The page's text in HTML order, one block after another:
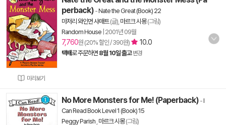
미리보기
perback) -Nate the Great (Book) 22
마저리 와인먼 샤매트(글), 마르크 시몽(그림)
Random House 2001년 09월
7,760원 (20% 할인 / 390원) 10.0
택배로 주문하면 8월 10일 출고 변경
No More Monsters for Me! (Paperback) -I
Can Read Book Level 1 (Book) 15
Peggy Parish 마르크 시몽(그림)